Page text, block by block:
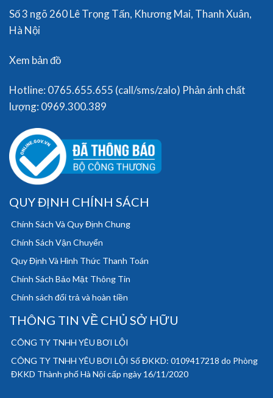
Số 3 ngõ 260 Lê Trọng Tấn, Khương Mai, Thanh Xuân,
Hà Nội
Xem bản đồ
Hotline: 0765.655.655 (call/sms/zalo) Phản ánh chất
lượng: 0969.300.389
QUY ĐỊNH CHÍNH SÁCH
Chính Sách Và Quy Định Chung
Chính Sách Vận Chuyển
Quy Định Và Hình Thức Thanh Toán
Chính Sách Bảo Mật Thông Tin
Chính sách đổi trả và hoàn tiền
THÔNG TIN VỀ CHỦ SỞ HỮU
CÔNG TY TNHH YÊU BƠI LỘI
CÔNG TY TNHH YÊU BƠI LỘI Số ĐKKD: 0109417218 do Phòng
ĐKKD Thành phố Hà Nội cấp ngày 16/11/2020